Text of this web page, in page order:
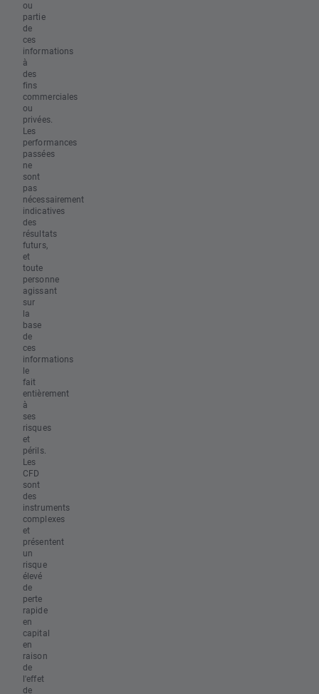
ou
partie
de
ces
informations
à
des
fins
commerciales
ou
privées.
Les
performances
passées
ne
sont
pas
nécessairement
indicatives
des
résultats
futurs,
et
toute
personne
agissant
sur
la
base
de
ces
informations
le
fait
entièrement
à
ses
risques
et
périls.
Les
CFD
sont
des
instruments
complexes
et
présentent
un
risque
élevé
de
perte
rapide
en
capital
en
raison
de
l'effet
de